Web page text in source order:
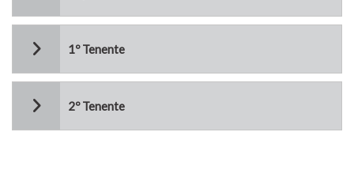
1º Tenente
2º Tenente